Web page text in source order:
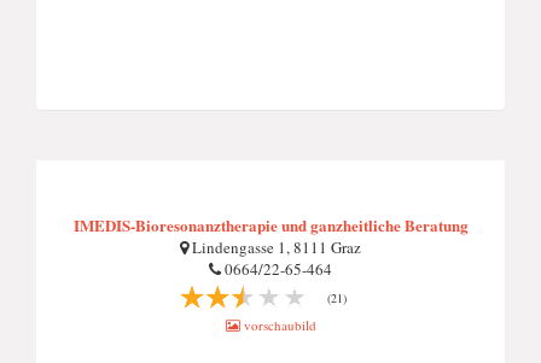
IMEDIS-Bioresonanztherapie und ganzheitliche Beratung
Lindengasse 1, 8111 Graz
0664/22-65-464
(21)
vorschaubild